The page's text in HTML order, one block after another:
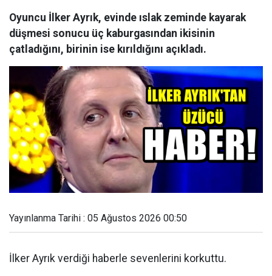
Oyuncu İlker Ayrık, evinde ıslak zeminde kayarak
düşmesi sonucu üç kaburgasından ikisinin
çatladığını, birinin ise kırıldığını açıkladı.
Yayınlanma Tarihi : 05 Ağustos 2026 00:50
İlker Ayrık verdiği haberle sevenlerini korkuttu.